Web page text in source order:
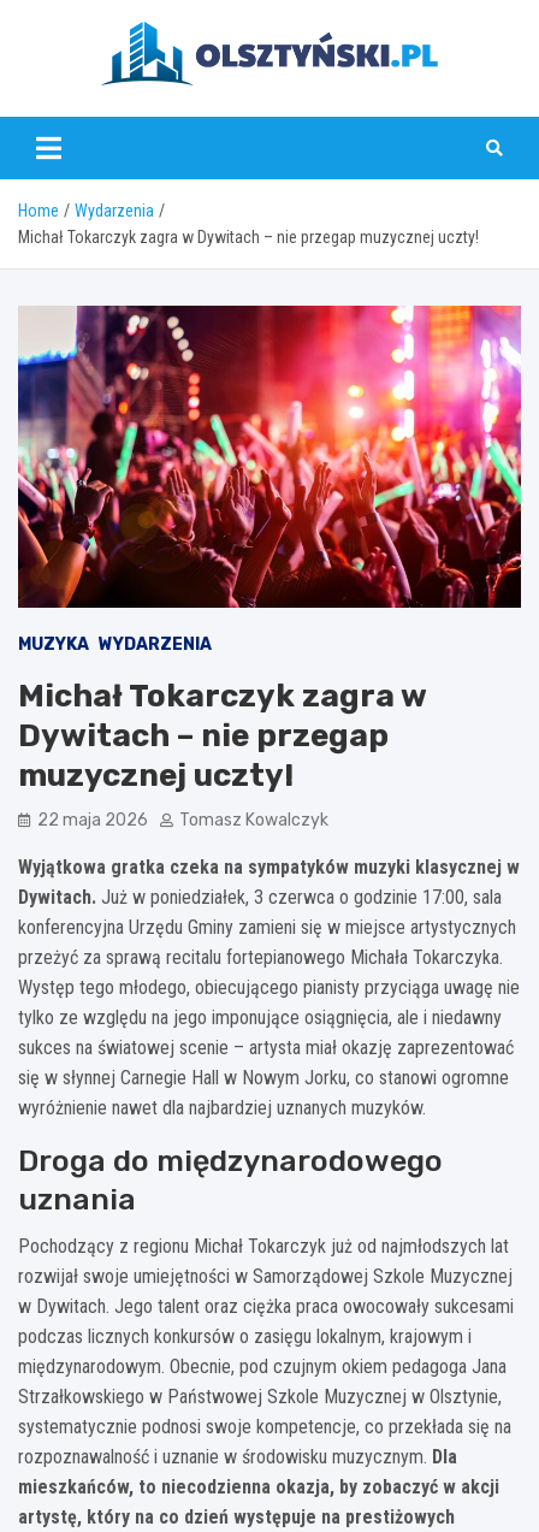
olsztynski.pl
Home
Wydarzenia
Michał Tokarczyk zagra w Dywitach – nie przegap muzycznej uczty!
MUZYKA WYDARZENIA
Michał Tokarczyk zagra w
Dywitach – nie przegap
muzycznej uczty!
22 maja 2026 Tomasz Kowalczyk
Wyjątkowa gratka czeka na sympatyków muzyki klasycznej w
Dywitach. Już w poniedziałek, 3 czerwca o godzinie 17:00, sala
konferencyjna Urzędu Gminy zamieni się w miejsce artystycznych
przeżyć za sprawą recitalu fortepianowego Michała Tokarczyka.
Występ tego młodego, obiecującego pianisty przyciąga uwagę nie
tylko ze względu na jego imponujące osiągnięcia, ale i niedawny
sukces na światowej scenie – artysta miał okazję zaprezentować
się w słynnej Carnegie Hall w Nowym Jorku, co stanowi ogromne
wyróżnienie nawet dla najbardziej uznanych muzyków.
Droga do międzynarodowego
uznania
Pochodzący z regionu Michał Tokarczyk już od najmłodszych lat
rozwijał swoje umiejętności w Samorządowej Szkole Muzycznej
w Dywitach. Jego talent oraz ciężka praca owocowały sukcesami
podczas licznych konkursów o zasięgu lokalnym, krajowym i
międzynarodowym. Obecnie, pod czujnym okiem pedagoga Jana
Strzałkowskiego w Państwowej Szkole Muzycznej w Olsztynie,
systematycznie podnosi swoje kompetencje, co przekłada się na
rozpoznawalność i uznanie w środowisku muzycznym. Dla
mieszkańców, to niecodzienna okazja, by zobaczyć w akcji
artystę, który na co dzień występuje na prestiżowych